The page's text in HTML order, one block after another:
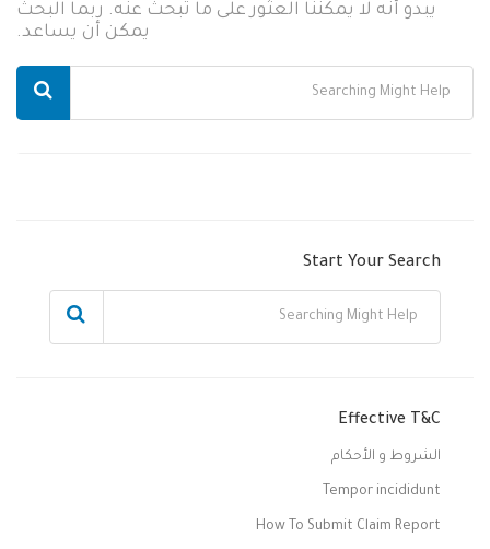
يبدو أنه لا يمكننا العثور على ما تبحث عنه. ربما البحث
يمكن أن يساعد.
Start Your Search
Effective T&C
الشروط و الأحكام
Tempor incididunt
How To Submit Claim Report